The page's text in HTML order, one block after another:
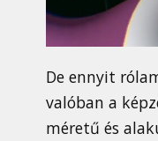
De ennyit
valóban a
méretű és